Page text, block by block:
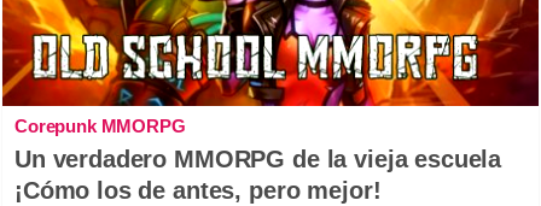
Corepunk MMORPG
Un verdadero MMORPG de la vieja escuela
¡Cómo los de antes, pero mejor!